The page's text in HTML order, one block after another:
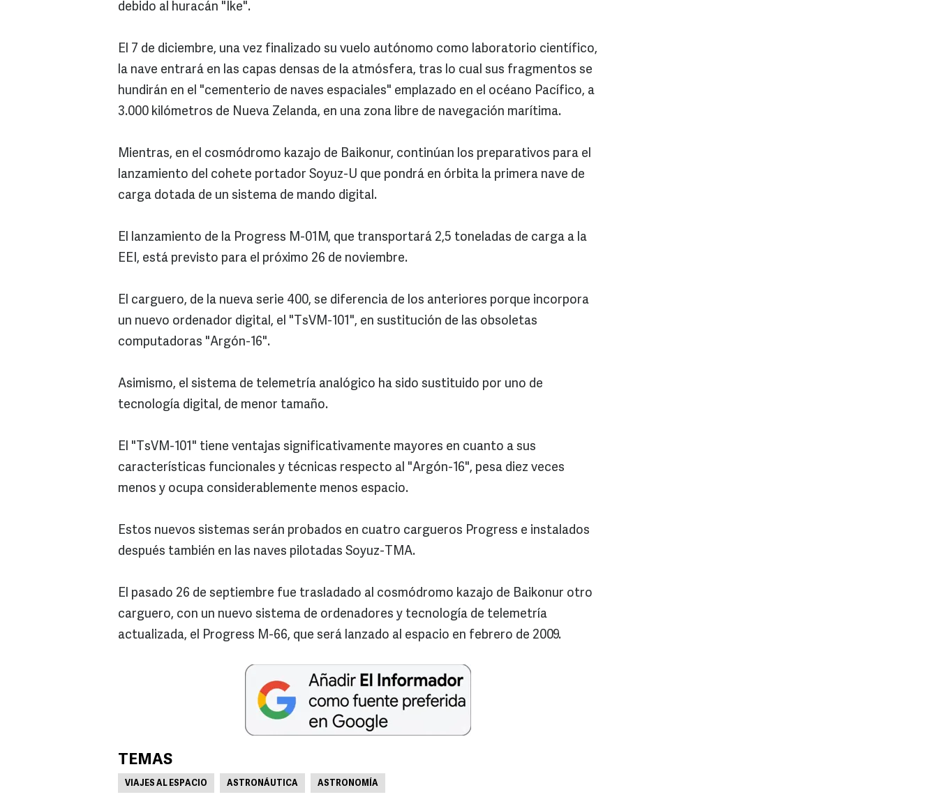
debido al huracán "Ike".
El 7 de diciembre, una vez finalizado su vuelo autónomo como laboratorio científico,
la nave entrará en las capas densas de la atmósfera, tras lo cual sus fragmentos se
hundirán en el "cementerio de naves espaciales" emplazado en el océano Pacífico, a
3.000 kilómetros de Nueva Zelanda, en una zona libre de navegación marítima.
Mientras, en el cosmódromo kazajo de Baikonur, continúan los preparativos para el
lanzamiento del cohete portador Soyuz-U que pondrá en órbita la primera nave de
carga dotada de un sistema de mando digital.
El lanzamiento de la Progress M-01M, que transportará 2,5 toneladas de carga a la
EEI, está previsto para el próximo 26 de noviembre.
El carguero, de la nueva serie 400, se diferencia de los anteriores porque incorpora
un nuevo ordenador digital, el "TsVM-101", en sustitución de las obsoletas
computadoras "Argón-16".
Asimismo, el sistema de telemetría analógico ha sido sustituido por uno de
tecnología digital, de menor tamaño.
El "TsVM-101" tiene ventajas significativamente mayores en cuanto a sus
características funcionales y técnicas respecto al "Argón-16", pesa diez veces
menos y ocupa considerablemente menos espacio.
Estos nuevos sistemas serán probados en cuatro cargueros Progress e instalados
después también en las naves pilotadas Soyuz-TMA.
El pasado 26 de septiembre fue trasladado al cosmódromo kazajo de Baikonur otro
carguero, con un nuevo sistema de ordenadores y tecnología de telemetría
actualizada, el Progress M-66, que será lanzado al espacio en febrero de 2009.
TEMAS
VIAJES AL ESPACIO ASTRONÁUTICA ASTRONOMÍA